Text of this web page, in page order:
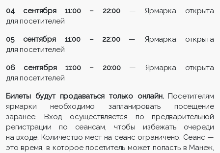
04 сентября 11:00 – 22:00— Ярмарка открыта
для посетителей
05 сентября 11:00 – 22:00— Ярмарка открыта
для посетителей
06 сентября 11:00 – 20:00— Ярмарка открыта
для посетителей
Билеты будут продаваться только онлайн.Посетителям
ярмарки необходимо запланировать посещение
заранее. Вход осуществляется по предварительной
регистрации по сеансам, чтобы избежать очереди
на входе. Количество мест на сеанс ограничено. Сеанс —
это время, в которое посетитель может попасть в Манеж,